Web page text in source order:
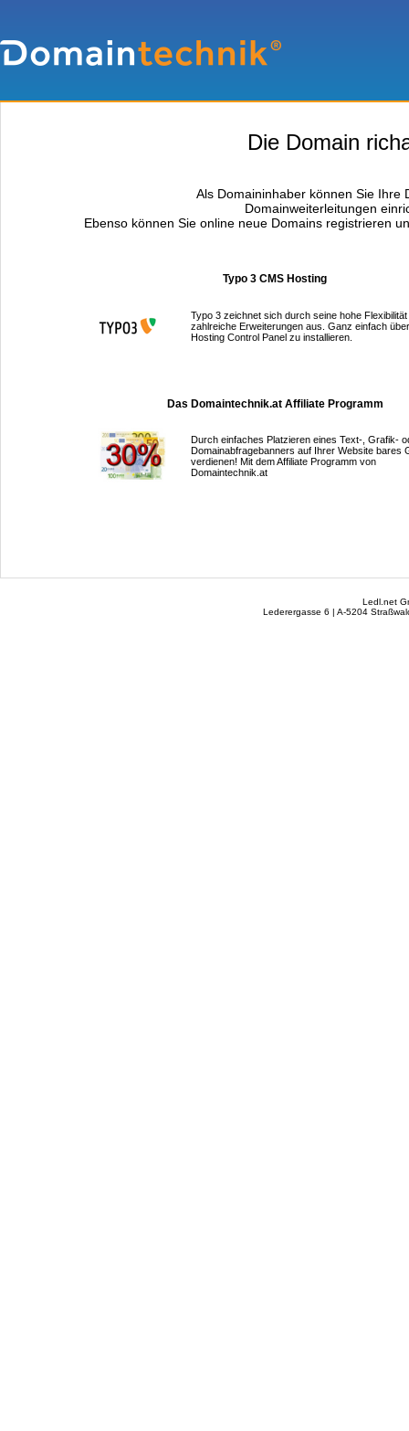
Die Domain
Als Domaininhaber können Sie Ihre
Domainweiterleitungen
Ebenso können Sie online neue Domains registrieren
Typo 3 CMS Hosting
Typo 3 zeichnet sich durch seine hohe Flexibilität
zahlreiche Erweiterungen aus. Ganz einfach
Hosting Control Panel zu installieren.
Das Domaintechnik.at Affiliate Programm
Durch einfaches Platzieren eines Text-, Grafik-
Domainabfragebanners auf Ihrer Website bares
verdienen! Mit dem Affiliate Programm von
Domaintechnik.at
Ledl.net
Lederergasse 6 | A-5204